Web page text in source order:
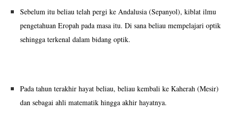
Sebelum itu beliau telah pergi ke Andalusia (Sepanyol), kiblat ilmu
pengetahuan Eropah pada masa itu. Di sana beliau mempelajari optik
sehingga terkenal dalam bidang optik.
Pada tahun terakhir hayat beliau, beliau kembali ke Kaherah (Mesir)
dan sebagai ahli matematik hingga akhir hayatnya.